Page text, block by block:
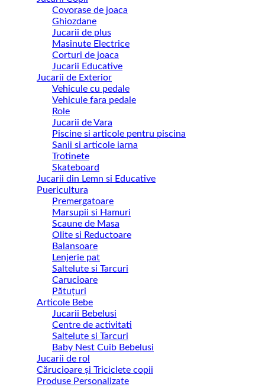
Covorase de joaca
Ghiozdane
Jucarii de plus
Masinute Electrice
Corturi de joaca
Jucarii Educative
Jucarii de Exterior
Vehicule cu pedale
Vehicule fara pedale
Role
Jucarii de Vara
Piscine si articole pentru piscina
Sanii si articole iarna
Trotinete
Skateboard
Jucarii din Lemn si Educative
Puericultura
Premergatoare
Marsupii si Hamuri
Scaune de Masa
Olite si Reductoare
Balansoare
Lenjerie pat
Saltelute si Tarcuri
Carucioare
Pătuțuri
Articole Bebe
Jucarii Bebelusi
Centre de activitati
Saltelute si Tarcuri
Baby Nest Cuib Bebelusi
Jucarii de rol
Cărucioare și Triciclete copii
Produse Personalizate